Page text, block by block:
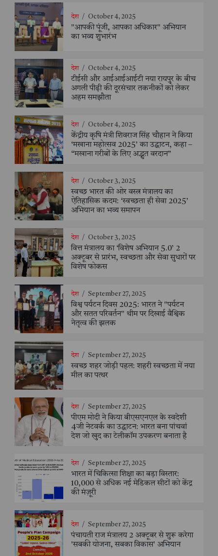
देश / October 4, 2025
"आपकी पूंजी, आपका अधिकार" अभियान
का भव्य शुभारंभ
देश / October 4, 2025
टीईसी और आईआईआईटी नया रायपुर के बीच
अगली पीढ़ी की दूरसंचार तकनीकों को लेकर
अहम समझौता
देश / October 4, 2025
केंद्रीय कृषि मंत्री शिवराज सिंह चौहान ने किया
‘मखाना महोत्सव 2025’ का उद्घाटन, कहा –
“मखाना गरीबों के लिए अद्भुत वरदान”
देश / October 3, 2025
स्वच्छ भारत की ओर वस्त्र मंत्रालय का
ऐतिहासिक कदम: ‘स्वच्छता ही सेवा 2025’
अभियान का भव्य समापन
देश / October 3, 2025
वित्त मंत्रालय का ‘विशेष अभियान 5.0’ 2
अक्टूबर से प्रारंभ, स्वच्छता और सेवा सुधारों पर
विशेष फोकस
देश / September 27, 2025
विश्व पर्यटन दिवस 2025: भारत ने "पर्यटन
और सतत परिवर्तन" थीम पर दिखाई वैश्विक
नेतृत्व की झलक
देश / September 27, 2025
स्वच्छ शहर जोड़ी पहल: शहरी स्वच्छता में नया
मील का पत्थर
देश / September 27, 2025
पीएम मोदी ने किया बीएसएनएल के स्वदेशी
4जी नेटवर्क का उद्घाटन: भारत बना पांचवां
देश जो खुद का टेलीकॉम उपकरण बनाता है
देश / September 27, 2025
भारत में चिकित्सा शिक्षा का बड़ा विस्तार:
10,000 से अधिक नई मेडिकल सीटों को केंद्र
की मंज़ूरी
देश / September 27, 2025
पंचायती राज मंत्रालय 2 अक्टूबर से शुरू करेगा
'सबकी योजना, सबका विकास' अभियान